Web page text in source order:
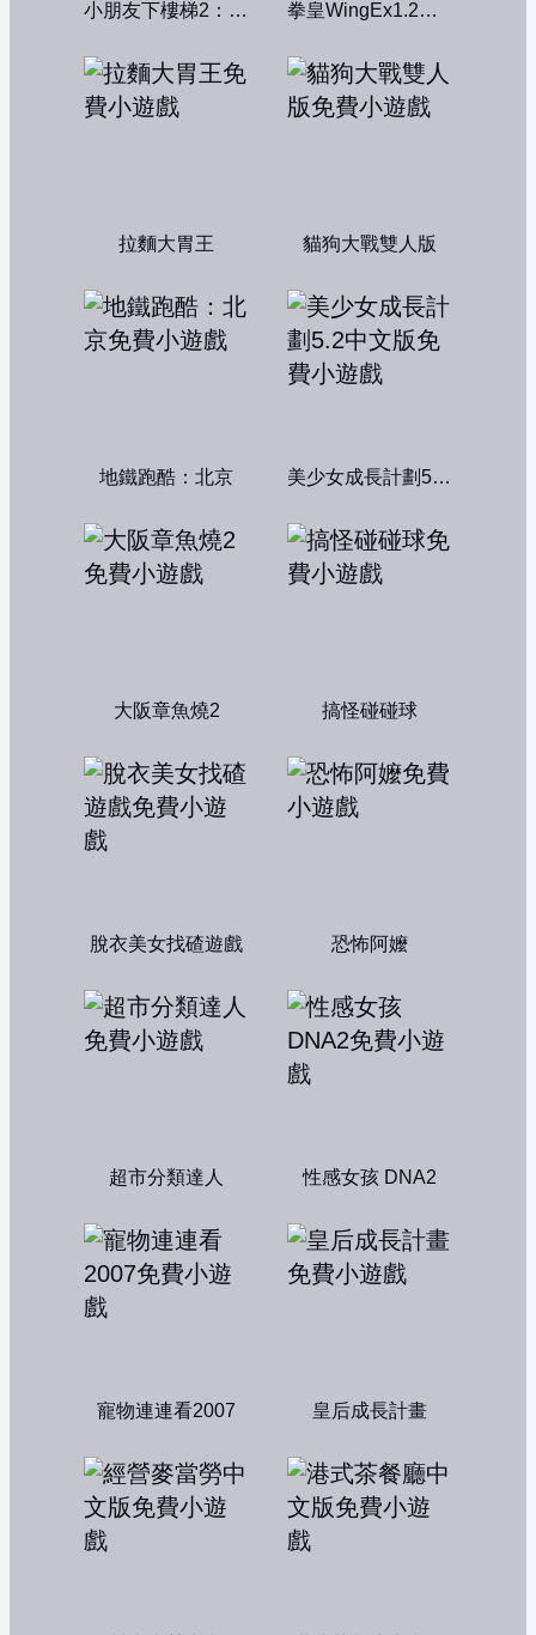
小朋友下樓梯2：中文版 拳皇WingEx1.2雙人版
拉麵大胃王 貓狗大戰雙人版
地鐵跑酷：北京 美少女成長計劃5.2中文版
大阪章魚燒2 搞怪碰碰球
脫衣美女找碴遊戲 恐怖阿嬤
超市分類達人 性感女孩 DNA2
寵物連連看2007 皇后成長計畫